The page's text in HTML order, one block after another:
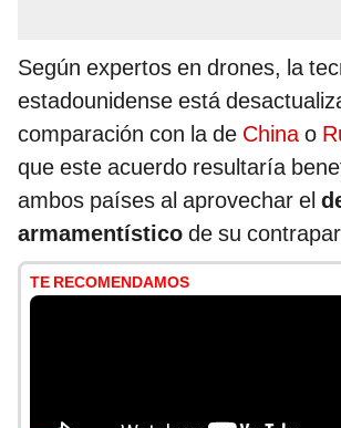
Según expertos en drones, la
estadounidense está
comparación con la de Chinao
que este acuerdo resultaría
ambos países al aprovechar el
armamentístico de su
TE RECOMENDAMOS